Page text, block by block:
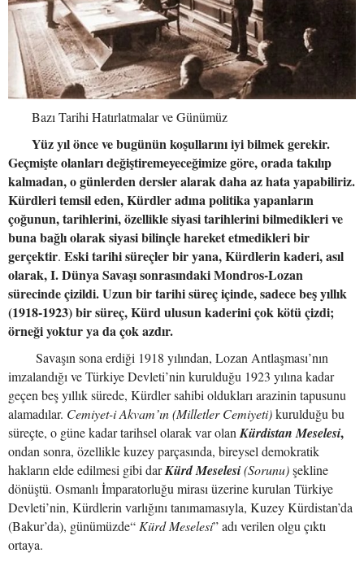
Bazı Tarihi Hatırlatmalar ve Günümüz
Yüz yıl önce ve bugünün koşullarını iyi bilmek gerekir.
Geçmişte olanları değiştiremeyeceğimize göre, orada takılıp
kalmadan, o günlerden dersler alarak daha az hata yapabiliriz.
Kürdleri temsil eden, Kürdler adına politika yapanların
çoğunun, tarihlerini, özellikle siyasi tarihlerini bilmedikleri ve
buna bağlı olarak siyasi bilinçle hareket etmedikleri bir
gerçektir. Eski tarihi süreçler bir yana, Kürdlerin kaderi, asıl
olarak, I. Dünya Savaşı sonrasındaki Mondros-Lozan
sürecinde çizildi. Uzun bir tarihi süreç içinde, sadece beş yıllık
(1918-1923) bir süreç, Kürd ulusun kaderini çok kötü çizdi;
örneği yoktur ya da çok azdır.
Savaşın sona erdiği 1918 yılından, Lozan Antlaşması’nın
imzalandığı ve Türkiye Devleti’nin kurulduğu 1923 yılına kadar
geçen beş yıllık sürede, Kürdler sahibi oldukları arazinin tapusunu
alamadılar. Cemiyet-i Akvam’ın (Milletler Cemiyeti)kurulduğu bu
süreçte, o güne kadar tarihsel olarak var olan Kürdistan Meselesi,
ondan sonra, özellikle kuzey parçasında, bireysel demokratik
hakların elde edilmesi gibi darKürd Meselesi(Sorunu)şekline
dönüştü. Osmanlı İmparatorluğu mirası üzerine kurulan Türkiye
Devleti’nin, Kürdlerin varlığını tanımamasıyla, Kuzey Kürdistan’da
(Bakur’da), günümüzde“ Kürd Meselesi” adı verilen olgu çıktı
ortaya.